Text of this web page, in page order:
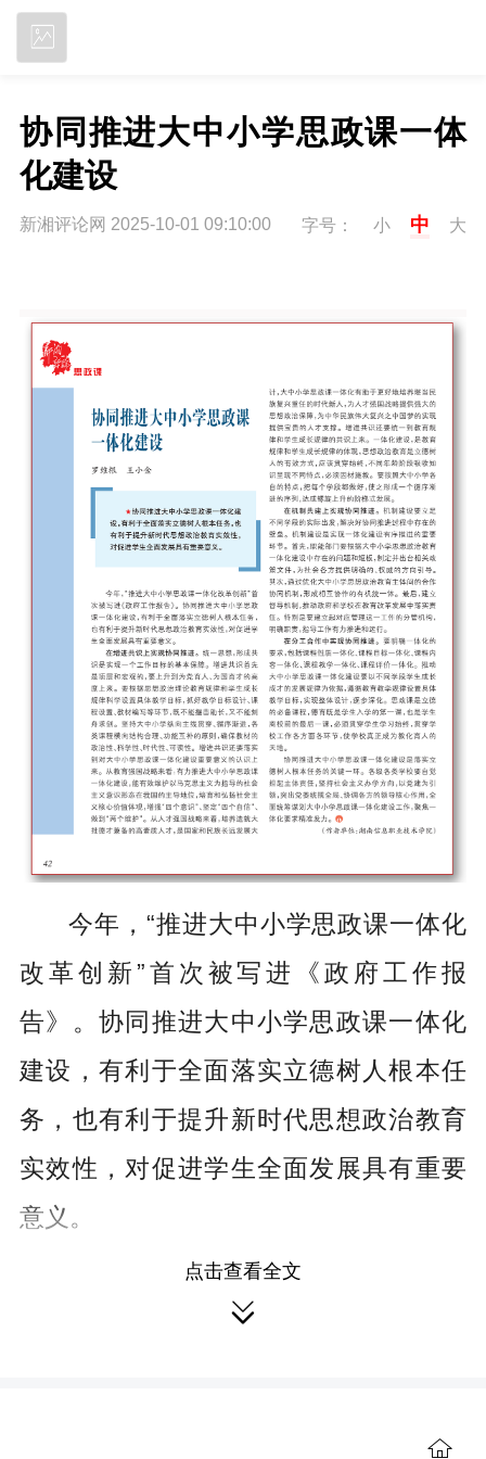
协同推进大中小学思政课一体
化建设
新湘评论网 2025-10-01 09:10:00 字号： 小 中 大
今年，“推进大中小学思政课一体化
改革创新”首次被写进《政府工作报
告》。协同推进大中小学思政课一体化
建设，有利于全面落实立德树人根本任
务，也有利于提升新时代思想政治教育
实效性，对促进学生全面发展具有重要
意义。
在增进共识上实现协同推进。
思想，形成共识是实现一个工作目标的
点击查看全文
